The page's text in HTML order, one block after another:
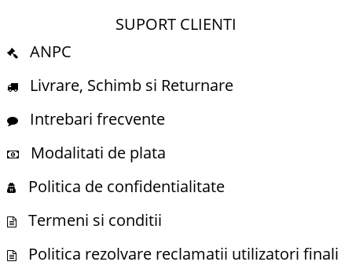
SUPORT CLIENTI
ANPC
Livrare, Schimb si Returnare
Intrebari frecvente
Modalitati de plata
Politica de confidentialitate
Termeni si conditii
Politica rezolvare reclamatii utilizatori finali